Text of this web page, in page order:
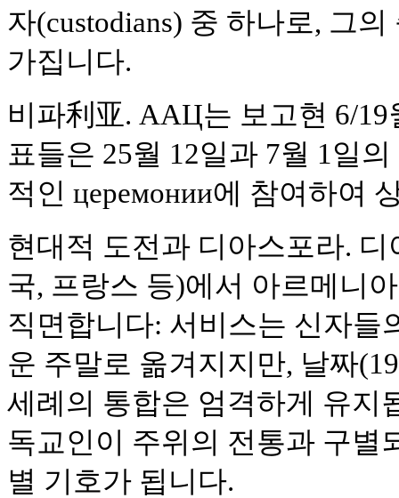
자(custodians) 중 하나로, 그
가집니다.
비파利亚. AAЦ는 보고현 6/
표들은 25월 12일과 7월 1일
적인 церемонии에 참여하여
현대적 도전과 디아스포라.
국, 프랑스 등)에서 아르메니
직면합니다: 서비스는 신자들
운 주말로 옮겨지지만, 날짜
세례의 통합은 엄격하게 유지
독교인이 주위의 전통과 구별
별 기호가 됩니다.